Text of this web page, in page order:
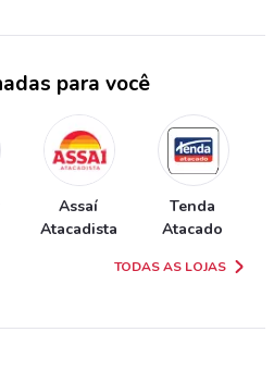
para você
Assaí
Atacadista
Tenda
Atacado
TODAS AS LOJAS